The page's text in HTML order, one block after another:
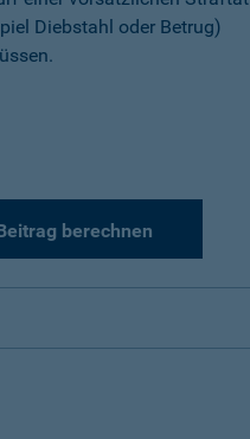
Diebstahl oder Betrug)
berechnen